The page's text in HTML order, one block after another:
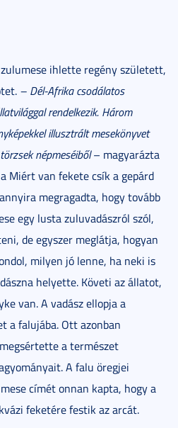
zulumese ihlette regény született,
– Dél-Afrika csodálatos
rendelkezik. Három
illusztrált mesekönyvet
népmeséiből– magyarázta
Miért van fekete csík a gepárd
megragadta, hogy tovább
egy lusta zuluvadászról szól,
de egyszer meglátja, hogyan
milyen jó lenne, ha neki is
helyette. Követi az állatot,
van. A vadász ellopja a
a falujába. Ott azonban
a természet
A falu öregjei
címét onnan kapta, hogy a
feketére festik az arcát.